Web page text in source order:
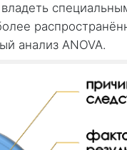
анализ ANOVA.